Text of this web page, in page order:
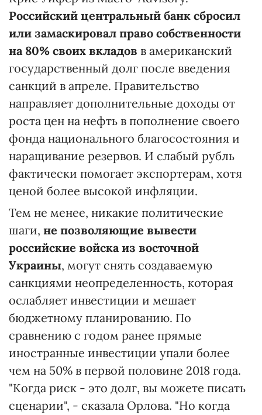
Российский центральный банк сбросил
или замаскировал право собственности
на 80% своих вкладов в американский
государственный долг после введения
санкций в апреле. Правительство
направляет дополнительные доходы от
роста цен на нефть в пополнение своего
фонда национального благосостояния и
наращивание резервов. И слабый рубль
фактически помогает экспортерам, хотя
ценой более высокой инфляции.
Тем не менее, никакие политические
шаги, не позволяющие вывести
российские войска из восточной
Украины, могут снять создаваемую
санкциями неопределенность, которая
ослабляет инвестиции и мешает
бюджетному планированию. По
сравнению с годом ранее прямые
иностранные инвестиции упали более
чем на 50% в первой половине 2018 года.
"Когда риск - это долг, вы можете писать
сценарии", - сказала Орлова. "Но когда